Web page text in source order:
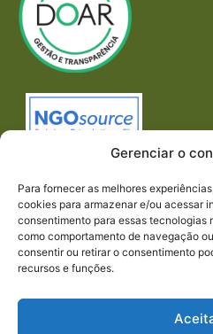
Gerenciar o
Para fornecer as melhores
cookies para armazenar e/ou acessar
consentimento para essas tecnologias
como comportamento de navegação
consentir ou retirar o consentimento
recursos e funções.
REDES